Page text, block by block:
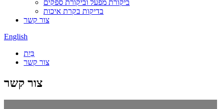
ביקורת מפעל וביקורת ספקים
בדיקות בקרת איכות
צור קשר
English
בַּיִת
צור קשר
צור קשר